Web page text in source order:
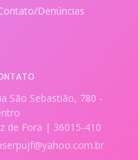
Denúncias
São Sebastião, 780 -
de Fora | 36015-410